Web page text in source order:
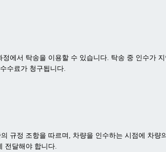
에서 탁송을 이용할 수 있습니다. 탁송 중 인수가
수료가 청구됩니다.
규정 조항을 따르며, 차량을 인수하는 시점에 차량
전달해야 합니다.